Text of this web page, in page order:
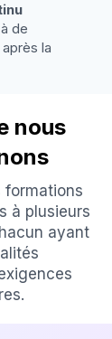
de
la
nous
formations
à plusieurs
ayant